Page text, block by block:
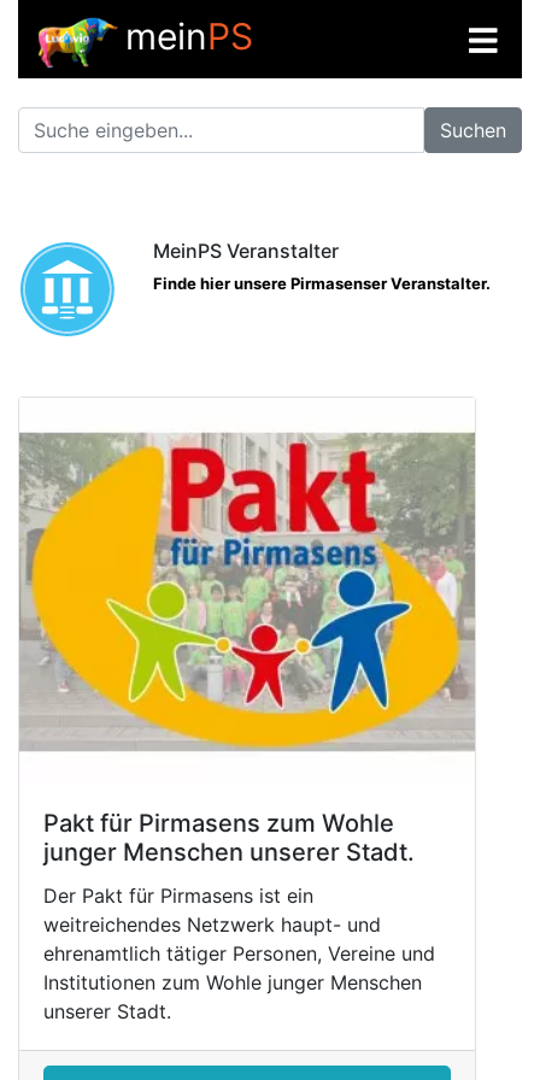
meinPS
Suchen
MeinPS Veranstalter
Finde hier unsere Pirmasenser Veranstalter.
Pakt für Pirmasens zum Wohle
junger Menschen unserer Stadt.
Der Pakt für Pirmasens ist ein
weitreichendes Netzwerk haupt- und
ehrenamtlich tätiger Personen, Vereine und
Institutionen zum Wohle junger Menschen
unserer Stadt.